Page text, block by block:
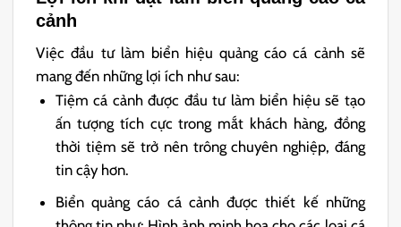
cảnh
Việc đầu tư làm biển hiệu quảng cáo cá cảnh sẽ
mang đến những lợi ích như sau:
Tiệm cá cảnh được đầu tư làm biển hiệu sẽ tạo
ấn tượng tích cực trong mắt khách hàng, đồng
thời tiệm sẽ trở nên trông chuyên nghiệp, đáng
tin cậy hơn.
Biển quảng cáo cá cảnh được thiết kế những